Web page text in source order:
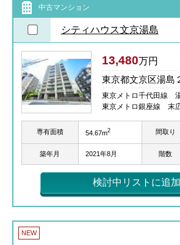
中古マンション
シティハウス文京湯島
13,480万円
東京都文京区湯島
東京メトロ千代田線
東京メトロ銀座線 末
専有面積 54.67m2 間取り
築年月 2021年8月 階数
検討中リストに追加
NEW